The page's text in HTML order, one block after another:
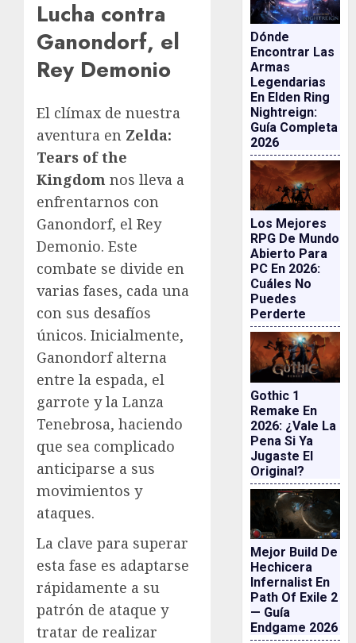
Lucha contra
Ganondorf, el
Rey Demonio
El clímax de nuestra
aventura en Zelda:
Tears of the
Kingdom nos lleva a
enfrentarnos con
Ganondorf, el Rey
Demonio. Este
combate se divide en
varias fases, cada una
con sus desafíos
únicos. Inicialmente,
Ganondorf alterna
entre la espada, el
garrote y la Lanza
Tenebrosa, haciendo
que sea complicado
anticiparse a sus
movimientos y
ataques.
La clave para superar
esta fase es adaptarse
rápidamente a su
patrón de ataque y
tratar de realizar
Dónde
Encontrar Las
Armas
Legendarias
En Elden Ring
Nightreign:
Guía Completa
2026
Los Mejores
RPG De Mundo
Abierto Para
PC En 2026:
Cuáles No
Puedes
Perderte
Gothic 1
Remake En
2026: ¿vale La
Pena Si Ya
Jugaste El
Original?
Mejor Build De
Hechicera
Infernalist En
Path Of Exile 2
— Guía
Endgame 2026